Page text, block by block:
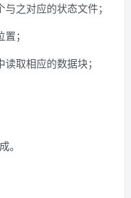
之对应的状态文件；
；
取相应的数据块；
。